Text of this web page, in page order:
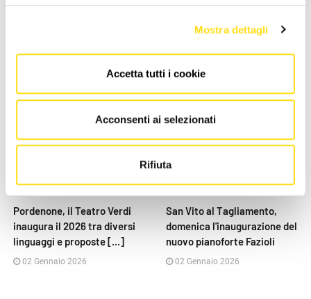
Mostra dettagli
Accetta tutti i cookie
Acconsenti ai selezionati
Rifiuta
02 Gennaio 2026
Pordenone, il Teatro Verdi
inaugura il 2026 tra diversi
linguaggi e proposte [...]
02 Gennaio 2026
San Vito al Tagliamento,
domenica l'inaugurazione del
nuovo pianoforte Fazioli
02 Gennaio 2026